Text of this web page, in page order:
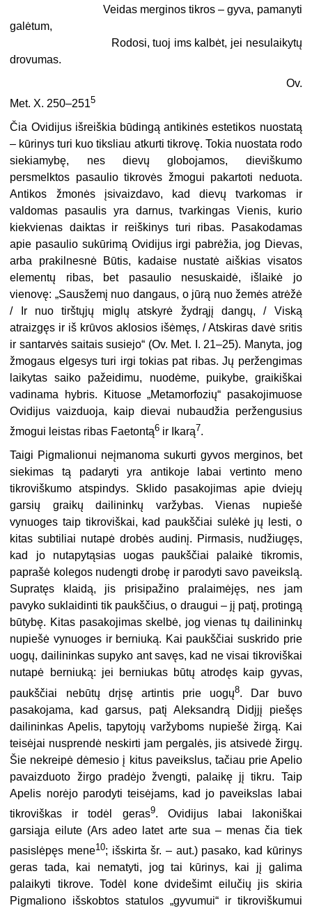
Veidas merginos tikros – gyva, pamanyti
galėtum,
Rodosi, tuoj ims kalbėt, jei nesulaikytų
drovumas.
Ov.
Met. X. 250–2515
Čia Ovidijus išreiškia būdingą antikinės estetikos nuostatą
– kūrinys turi kuo tiksliau atkurti tikrovę. Tokia nuostata rodo
siekiamybę, nes dievų globojamos, dieviškumo
persmelktos pasaulio tikrovės žmogui pakartoti neduota.
Antikos žmonės įsivaizdavo, kad dievų tvarkomas ir
valdomas pasaulis yra darnus, tvarkingas Vienis, kurio
kiekvienas daiktas ir reiškinys turi ribas. Pasakodamas
apie pasaulio sukūrimą Ovidijus irgi pabrėžia, jog Dievas,
arba prakilnesnė Būtis, kadaise nustatė aiškias visatos
elementų ribas, bet pasaulio nesuskaidė, išlaikė jo
vienovę: „Sausžemį nuo dangaus, o jūrą nuo žemės atrėžė
/ Ir nuo tirštųjų miglų atskyrė žydrąjį dangų, / Viską
atraizgęs ir iš krūvos aklosios išėmęs, / Atskiras davė sritis
ir santarvės saitais susiejo“ (Ov. Met. I. 21–25). Manyta, jog
žmogaus elgesys turi irgi tokias pat ribas. Jų peržengimas
laikytas saiko pažeidimu, nuodėme, puikybe, graikiškai
vadinama hybris. Kituose „Metamorfozių“ pasakojimuose
Ovidijus vaizduoja, kaip dievai nubaudžia peržengusius
žmogui leistas ribas Faetontą6 ir Ikarą7.
Taigi Pigmalionui neįmanoma sukurti gyvos merginos, bet
siekimas tą padaryti yra antikoje labai vertinto meno
tikroviškumo atspindys. Sklido pasakojimas apie dviejų
garsių graikų dailininkų varžybas. Vienas nupiešė
vynuoges taip tikroviškai, kad paukščiai sulėkė jų lesti, o
kitas subtiliai nutapė drobės audinį. Pirmasis, nudžiugęs,
kad jo nutapytąsias uogas paukščiai palaikė tikromis,
paprašė kolegos nudengti drobę ir parodyti savo paveikslą.
Supratęs klaidą, jis prisipažino pralaimėjęs, nes jam
pavyko suklaidinti tik paukščius, o draugui – jį patį, protingą
būtybę. Kitas pasakojimas skelbė, jog vienas tų dailininkų
nupiešė vynuoges ir berniuką. Kai paukščiai suskrido prie
uogų, dailininkas supyko ant savęs, kad ne visai tikroviškai
nutapė berniuką: jei berniukas būtų atrodęs kaip gyvas,
paukščiai nebūtų drįsę artintis prie uogų8. Dar buvo
pasakojama, kad garsus, patį Aleksandrą Didįjį piešęs
dailininkas Apelis, tapytojų varžyboms nupiešė žirgą. Kai
teisėjai nusprendė neskirti jam pergalės, jis atsivedė žirgų.
Šie nekreipė dėmesio į kitus paveikslus, tačiau prie Apelio
pavaizduoto žirgo pradėjo žvengti, palaikę jį tikru. Taip
Apelis norėjo parodyti teisėjams, kad jo paveikslas labai
tikroviškas ir todėl geras9. Ovidijus labai lakoniškai
garsiąja eilute (Ars adeo latet arte sua – menas čia tiek
pasislėpęs mene10; išskirta šr. – aut.) pasako, kad kūrinys
geras tada, kai nematyti, jog tai kūrinys, kai jį galima
palaikyti tikrove. Todėl kone dvidešimt eilučių jis skiria
Pigmaliono išskobtos statulos „gyvumui“ ir tikroviškumui